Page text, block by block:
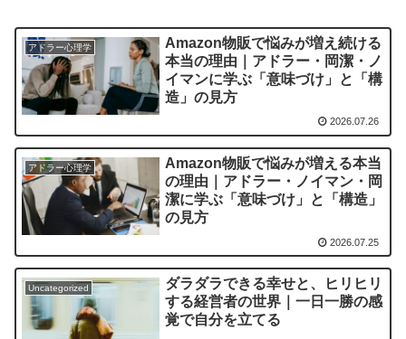
アドラー心理学
Amazon物販で悩みが増え続ける
本当の理由｜アドラー・岡潔・ノ
イマンに学ぶ「意味づけ」と「構
造」の見方
2026.07.26
アドラー心理学
Amazon物販で悩みが増える本当
の理由｜アドラー・ノイマン・岡
潔に学ぶ「意味づけ」と「構造」
の見方
2026.07.25
Uncategorized
ダラダラできる幸せと、ヒリヒリ
する経営者の世界｜一日一勝の感
覚で自分を立てる